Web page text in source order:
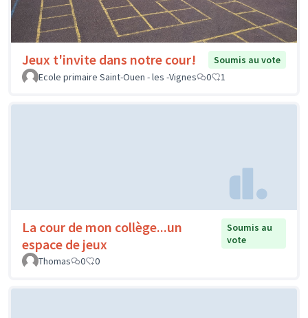
Jeux t'invite dans notre cour!
Soumis au vote
Ecole primaire Saint-Ouen - les -Vignes
0 1
La cour de mon collège...un
espace de jeux
Soumis au
vote
Thomas
0 0